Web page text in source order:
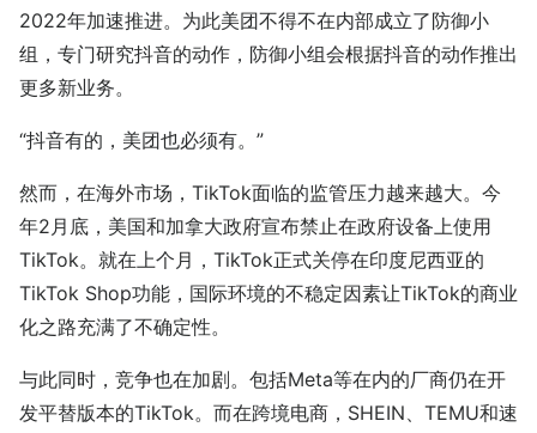
2022年加速推进。为此美团不得不在内部成立了防御小
组，专门研究抖音的动作，防御小组会根据抖音的动作推出
更多新业务。
“抖音有的，美团也必须有。”
然而，在海外市场，TikTok面临的监管压力越来越大。今
年2月底，美国和加拿大政府宣布禁止在政府设备上使用
TikTok。就在上个月，TikTok正式关停在印度尼西亚的
TikTok Shop功能，国际环境的不稳定因素让TikTok的商业
化之路充满了不确定性。
与此同时，竞争也在加剧。包括Meta等在内的厂商仍在开
发平替版本的TikTok。而在跨境电商，SHEIN、TEMU和速